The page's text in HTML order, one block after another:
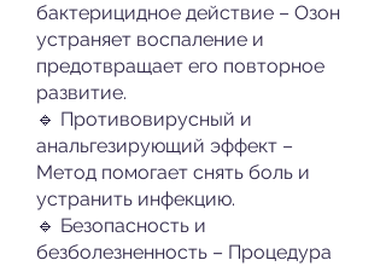
бактерицидное действие – Озон
устраняет воспаление и
предотвращает его повторное
развитие.
🔹 Противовирусный и
анальгезирующий эффект –
Метод помогает снять боль и
устранить инфекцию.
🔹 Безопасность и
безболезненность – Процедура